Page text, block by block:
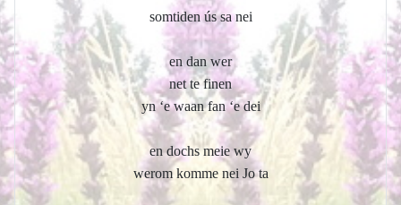
somtiden ús sa nei
en dan wer
net te finen
yn ‘e waan fan ‘e dei
en dochs meie wy
werom komme nei Jo ta